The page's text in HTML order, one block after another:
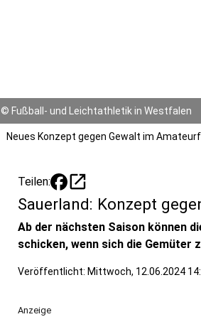
© Fußball- und Leichtathletik in Westfalen
Neues Konzept gegen Gewalt im
Teilen: open_in_new
Sauerland: Konzept
Ab der nächsten Saison können
schicken, wenn sich die Gemüter
Veröffentlicht: Mittwoch, 12.06.2024
Anzeige